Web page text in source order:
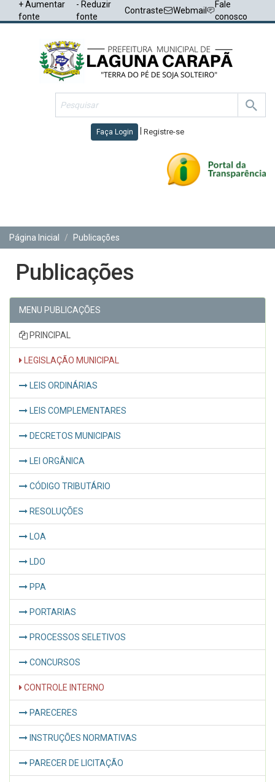
+ Aumentar
fonte
- Reduzir
fonte
Contraste Webmail
Fale
conosco
Faça Login Registre-se
Página Inicial
Publicações
Publicações
MENU PUBLICAÇÕES
PRINCIPAL
LEGISLAÇÃO MUNICIPAL
LEIS ORDINÁRIAS
LEIS COMPLEMENTARES
DECRETOS MUNICIPAIS
LEI ORGÂNICA
CÓDIGO TRIBUTÁRIO
RESOLUÇÕES
LOA
LDO
PPA
PORTARIAS
PROCESSOS SELETIVOS
CONCURSOS
CONTROLE INTERNO
PARECERES
INSTRUÇÕES NORMATIVAS
PARECER DE LICITAÇÃO